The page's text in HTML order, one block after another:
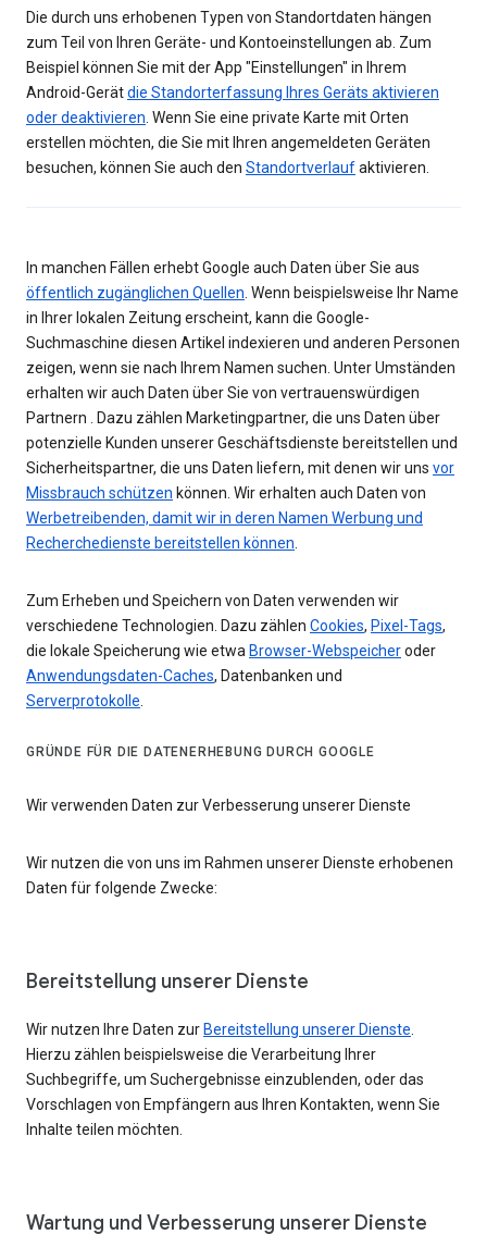
Die durch uns erhobenen Typen von Standortdaten hängen
zum Teil von Ihren Geräte- und Kontoeinstellungen ab. Zum
Beispiel können Sie mit der App "Einstellungen" in Ihrem
Android-Gerätdie Standorterfassung Ihres Geräts aktivieren
oder deaktivieren. Wenn Sie eine private Karte mit Orten
erstellen möchten, die Sie mit Ihren angemeldeten Geräten
besuchen, können Sie auch den Standortverlaufaktivieren.
In manchen Fällen erhebt Google auch Daten über Sie aus
öffentlich zugänglichen Quellen. Wenn beispielsweise Ihr Name
in Ihrer lokalen Zeitung erscheint, kann die Google-
Suchmaschine diesen Artikel indexieren und anderen Personen
zeigen, wenn sie nach Ihrem Namen suchen. Unter Umständen
erhalten wir auch Daten über Sie von vertrauenswürdigen
Partnern . Dazu zählen Marketingpartner, die uns Daten über
potenzielle Kunden unserer Geschäftsdienste bereitstellen und
Sicherheitspartner, die uns Daten liefern, mit denen wir uns vor
Missbrauch schützen können. Wir erhalten auch Daten von
Werbetreibenden, damit wir in deren Namen Werbung und
Recherchedienste bereitstellen können.
Zum Erheben und Speichern von Daten verwenden wir
verschiedene Technologien. Dazu zählen Cookies, Pixel-Tags,
die lokale Speicherung wie etwa Browser-Webspeicheroder
Anwendungsdaten-Caches, Datenbanken und
Serverprotokolle.
GRÜNDE FÜR DIE DATENERHEBUNG DURCH GOOGLE
Wir verwenden Daten zur Verbesserung unserer Dienste
Wir nutzen die von uns im Rahmen unserer Dienste erhobenen
Daten für folgende Zwecke:
Bereitstellung unserer Dienste
Wir nutzen Ihre Daten zur Bereitstellung unserer Dienste
Hierzu zählen beispielsweise die Verarbeitung Ihrer
Suchbegriffe, um Suchergebnisse einzublenden, oder das
Vorschlagen von Empfängern aus Ihren Kontakten, wenn Sie
Inhalte teilen möchten.
Wartung und Verbesserung unserer Dienste